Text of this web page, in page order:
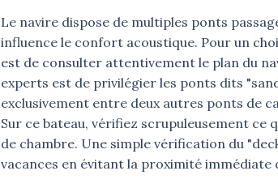
Le navire dispose de multiples ponts
influence le confort acoustique. Pour un
est de consulter attentivement le plan du
experts est de privilégier les ponts dits
exclusivement entre deux autres ponts de
Sur ce bateau, vérifiez scrupuleusement ce
de chambre. Une simple vérification du
vacances en évitant la proximité immédiate